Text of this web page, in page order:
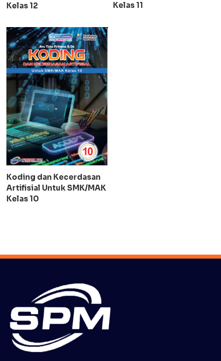
Kelas 12
Kelas 11
Koding dan Kecerdasan
Artifisial Untuk SMK/MAK
Kelas 10